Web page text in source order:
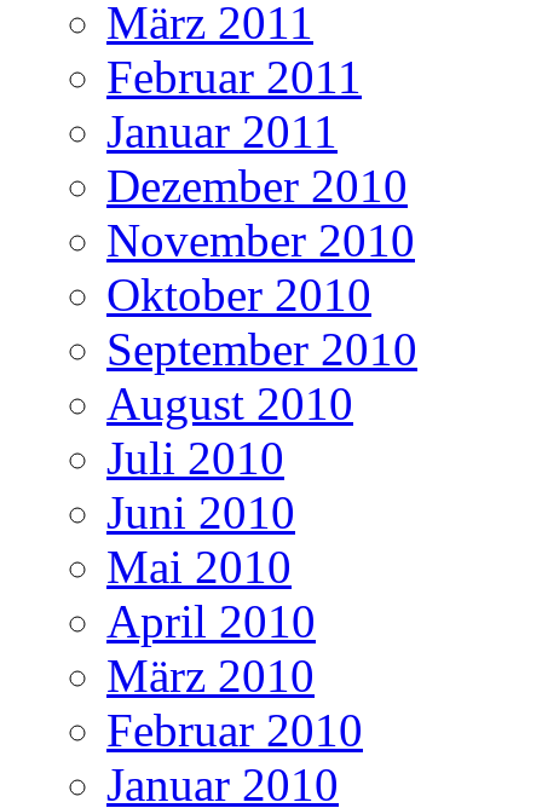
März 2011
Februar 2011
Januar 2011
Dezember 2010
November 2010
Oktober 2010
September 2010
August 2010
Juli 2010
Juni 2010
Mai 2010
April 2010
März 2010
Februar 2010
Januar 2010